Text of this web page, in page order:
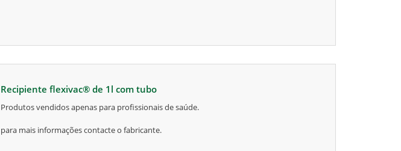
recipiente flexivac® de 1l com tubo
produtos vendidos apenas para profissionais de saúde.
para mais informações contacte o fabricante.